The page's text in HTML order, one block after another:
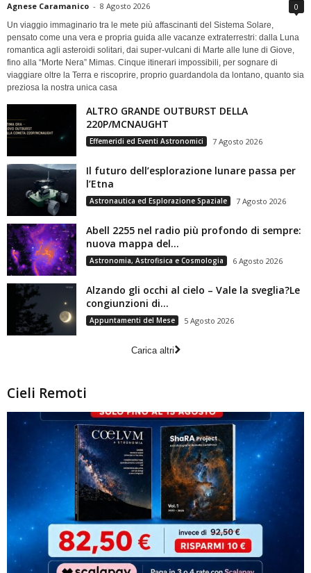
Agnese Caramanico - 8 Agosto 2026 0
Un viaggio immaginario tra le mete più affascinanti del Sistema Solare,
pensato come una vera e propria guida alle vacanze extraterrestri: dalla Luna
romantica agli asteroidi solitari, dai super-vulcani di Marte alle lune di Giove,
fino alla “Morte Nera” Mimas. Cinque itinerari impossibili, per sognare di
viaggiare oltre la Terra e riscoprire, proprio guardandola da lontano, quanto sia
preziosa la nostra unica casa
ALTRO GRANDE OUTBURST DELLA
220P/MCNAUGHT
Effemeridi ed Eventi Astronomici 7 Agosto 2026
Il futuro dell’esplorazione lunare passa per
l’Etna
Astronautica ed Esplorazione Spaziale 7 Agosto 2026
Abell 2255 nel radio più profondo di sempre:
nuova mappa del...
Astronomia, Astrofisica e Cosmologia 6 Agosto 2026
Alzando gli occhi al cielo – Vale la sveglia?Le
congiunzioni di...
Appuntamenti del Mese 5 Agosto 2026
Carica altri
Cieli Remoti